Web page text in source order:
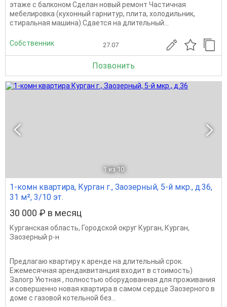
этаже с балконом Сделан новый ремонт Частичная
мебелировка (кухонный гарнитур, плита, холодильник,
стиральная машина) Сдается на длительный...
Собственник 27.07
Позвонить
1 из 10
1-комн квартира, Курган г., Заозерный, 5-й мкр., д.36,
31 м², 3/10 эт.
30 000 ₽ в месяц
Курганская область, Городской округ Курган, Курган,
Заозерный р-н
Предлагаю квартиру к аренде на длительный срок.
Ежемесячная арендаквитанция входит в стоимость)
Залогр Уютная , полностью оборудованная для проживания
и совершенно новая квартира в самом сердце Заозерного в
доме с газовой котельной без...